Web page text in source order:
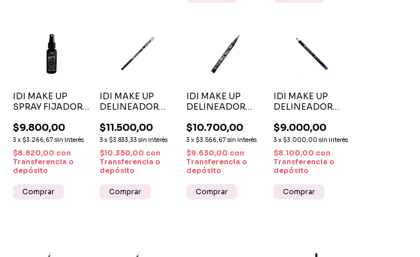
IDI MAKE UP
SPRAY FIJADOR
$9.800,00
3 x $3.266,67 sin interés
$8.820,00 con
Transferencia o
depósito
IDI MAKE UP
DELINEADOR
C/ESFUMINO P/
OJOS HD Nº 01
BLACK
$11.500,00
3 x $3.833,33 sin interés
$10.350,00 con
Transferencia o
depósito
IDI MAKE UP
DELINEADOR
JET STAR INK
$10.700,00
3 x $3.566,67 sin interés
$9.630,00 con
Transferencia o
depósito
IDI MAKE UP
DELINEADOR
PENCIL
CONTOUR Nº 02
MAUVE
$9.000,00
3 x $3.000,00 sin interés
$8.100,00 con
Transferencia o
depósito